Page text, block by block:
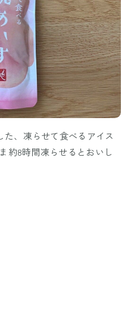
た、凍らせて食べるアイス
約8時間凍らせるとおいし